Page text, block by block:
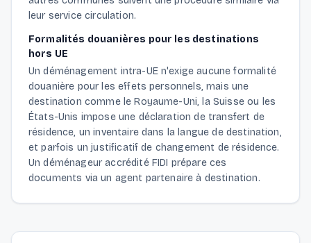
leur service circulation.
Formalités douanières pour les destinations
hors UE
Un déménagement intra-UE n'exige aucune formalité
douanière pour les effets personnels, mais une
destination comme le Royaume-Uni, la Suisse ou les
États-Unis impose une déclaration de transfert de
résidence, un inventaire dans la langue de destination,
et parfois un justificatif de changement de résidence.
Un déménageur accrédité FIDI prépare ces
documents via un agent partenaire à destination.